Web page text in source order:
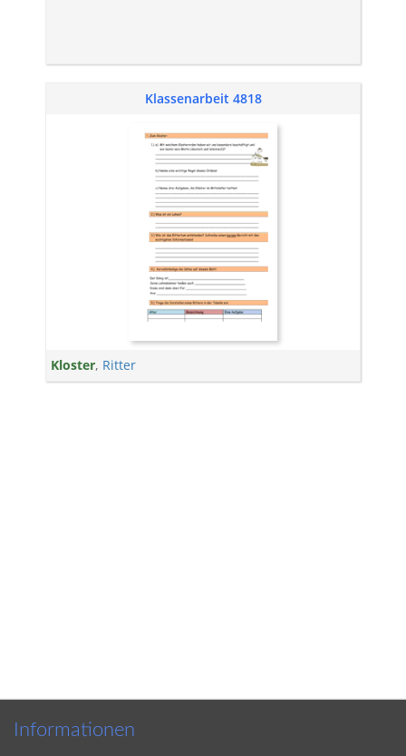
Klassenarbeit 4818
Kloster, Ritter
Informationen